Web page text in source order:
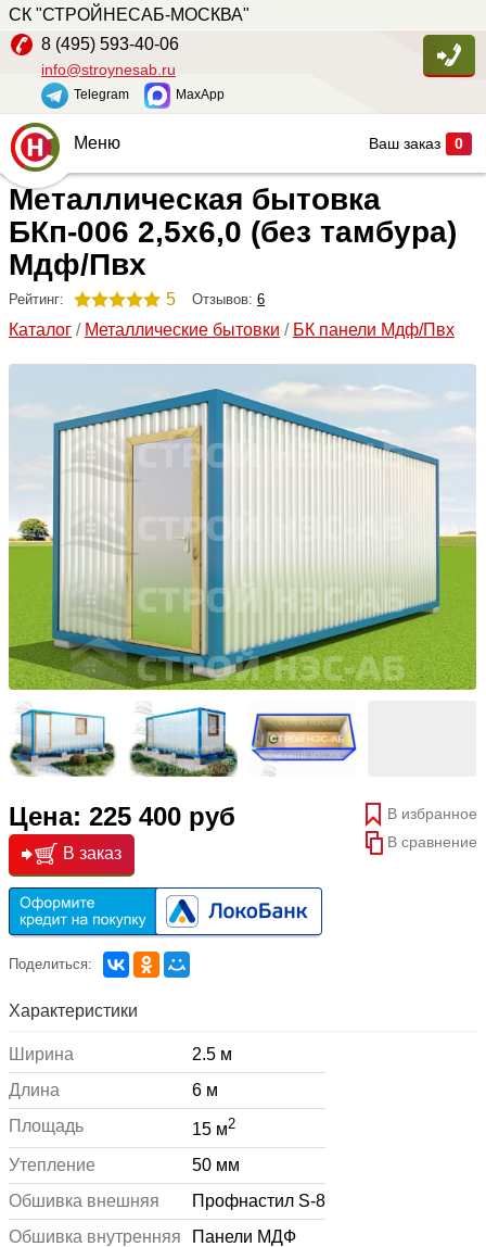
СК "СТРОЙНЕСАБ-МОСКВА"
8 (495) 593-40-06
info@stroynesab.ru
Telegram MaxApp
Ваш заказ 0
Главная
Каталог
Услуги
Наши работы
Контакты
Меню
Металлическая бытовка
БКп-006 2,5х6,0 (без тамбура)
Мдф/Пвх
Рейтинг: 5 Отзывов: 6
Каталог / Металлические бытовки / БК панели Мдф/Пвх
Цена: 225 400 руб
В избранное
В сравнение
В заказ
Поделиться:
Характеристики
Ширина
2.5 м
Длина
6 м
Площадь
15 м2
Утепление
50 мм
Обшивка внешняя
Профнастил S-8
Обшивка внутренняя
Панели МДФ